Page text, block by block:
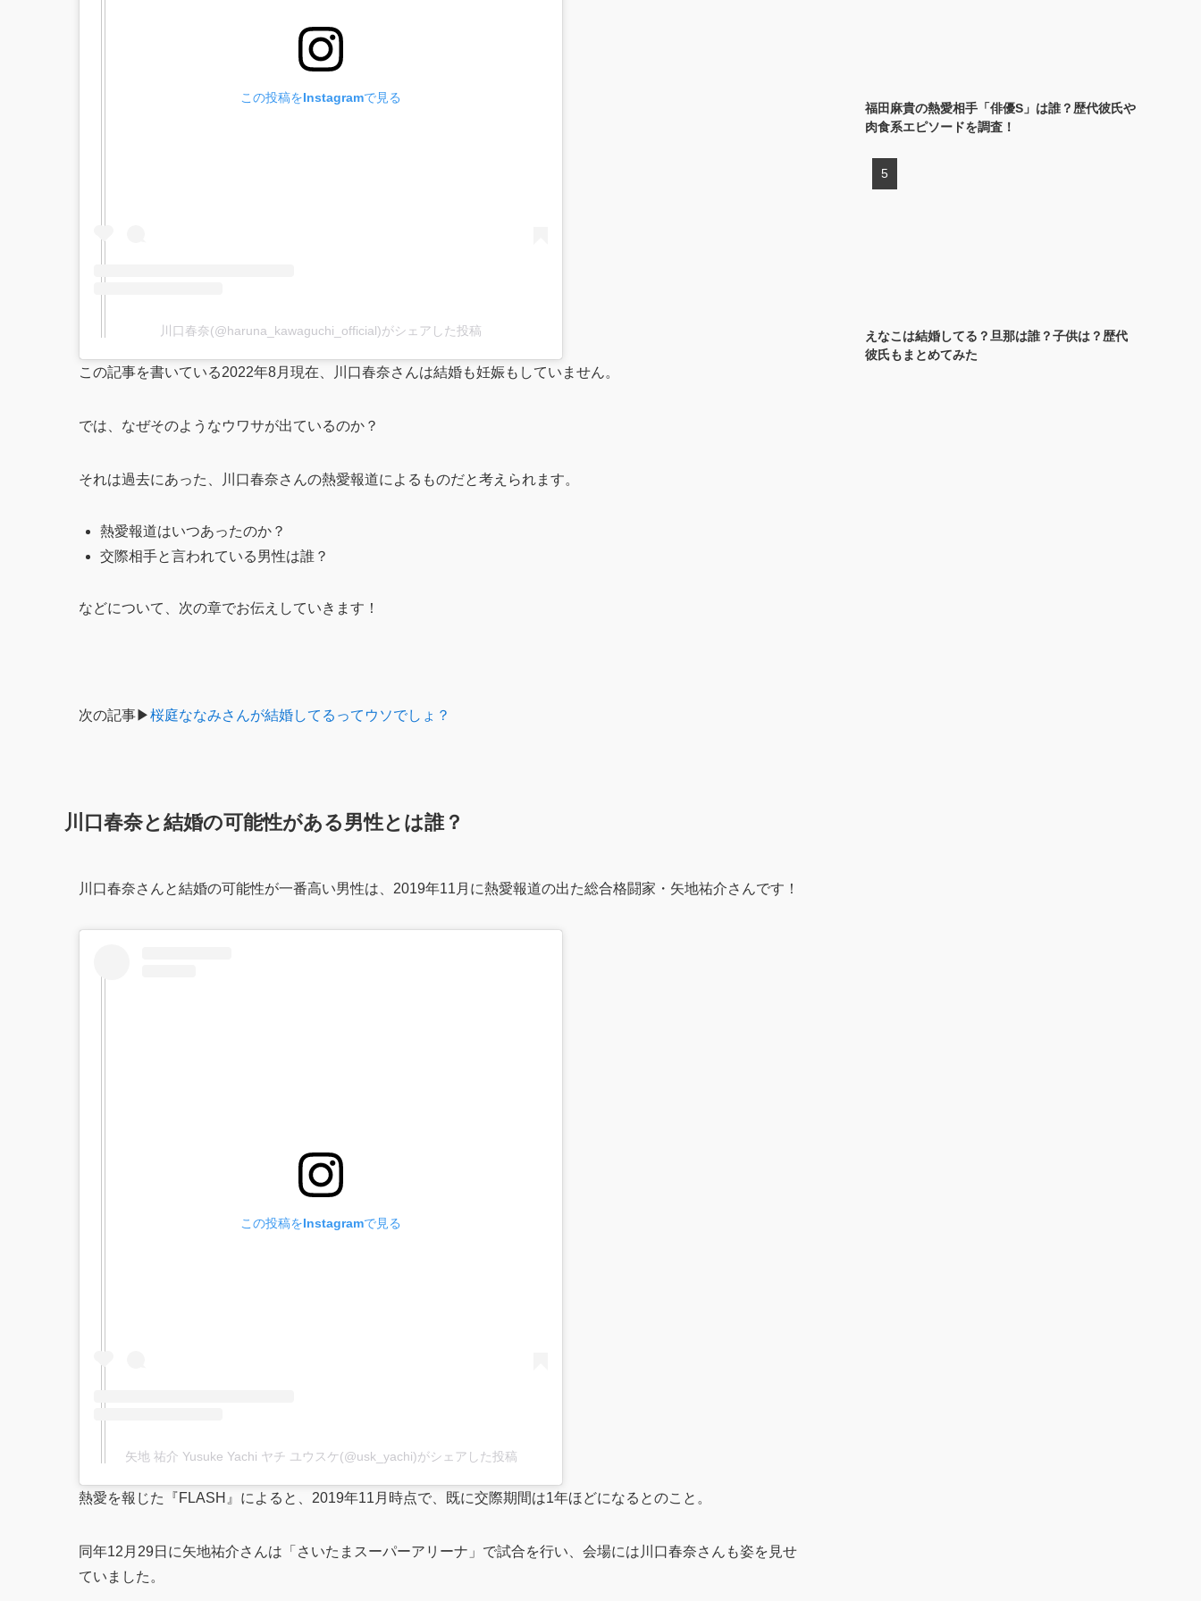
この投稿をInstagramで見る
川口春奈(@haruna_kawaguchi_official)がシェアした投稿
この記事を書いている2022年8月現在、川口春奈さんは結婚も妊娠もしていません。
では、なぜそのようなウワサが出ているのか？
それは過去にあった、川口春奈さんの熱愛報道によるものだと考えられます。
熱愛報道はいつあったのか？
交際相手と言われている男性は誰？
などについて、次の章でお伝えしていきます！
次の記事▶︎桜庭ななみさんが結婚してるってウソでしょ？
川口春奈と結婚の可能性がある男性とは誰？
川口春奈さんと結婚の可能性が一番高い男性は、2019年11月に熱愛報道の出た総合格闘家・矢地祐介さんです！
この投稿をInstagramで見る
矢地 祐介 Yusuke Yachi ヤチ ユウスケ(@usk_yachi)がシェアした投稿
熱愛を報じた『FLASH』によると、2019年11月時点で、既に交際期間は1年ほどになるとのこと。
同年12月29日に矢地祐介さんは「さいたまスーパーアリーナ」で試合を行い、会場には川口春奈さんも姿を見せ
ていました。
福田麻貴の熱愛相手「俳優S」は誰？歴代彼氏や
肉食系エピソードを調査！
えなこは結婚してる？旦那は誰？子供は？歴代
彼氏もまとめてみた